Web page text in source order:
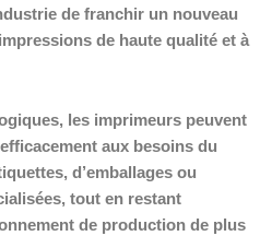
de franchir un nouveau
de haute qualité et à
les imprimeurs peuvent
aux besoins du
d’emballages ou
tout en restant
de production de plus